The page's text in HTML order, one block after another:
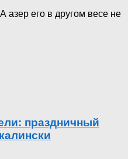
азер его в другом весе не
праздничный